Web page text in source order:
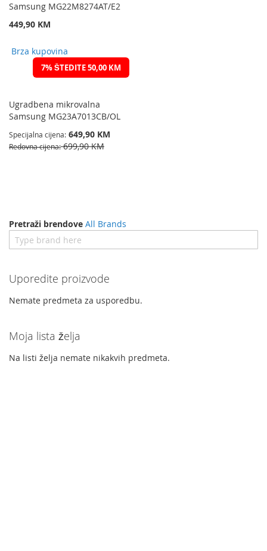
Samsung MG22M8274AT/E2
449,90 KM
Brza kupovina
7% ŠTEDITE 50,00 KM
Ugradbena mikrovalna
Samsung MG23A7013CB/OL
Specijalna cijena 649,90 KM
Redovna cijena 699,90 KM
Pretraži brendove All Brands
Uporedite proizvode
Nemate predmeta za usporedbu.
Moja lista želja
Na listi želja nemate nikakvih predmeta.